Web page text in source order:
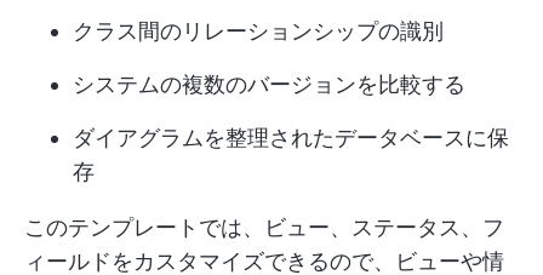
クラス間のリレーションシップの識別
システムの複数のバージョンを比較する
ダイアグラムを整理されたデータベースに保
存
このテンプレートでは、ビュー、ステータス、フ
ィールドをカスタマイズできるので、ビューや情